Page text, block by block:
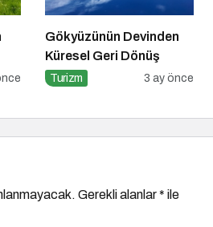
Gökyüzünün Devinden
Küresel Geri Dönüş
Turizm 3 ay önce
Gerekli alanlar* ile